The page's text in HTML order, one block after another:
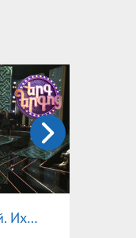
Песнь песней. Их любимые песни